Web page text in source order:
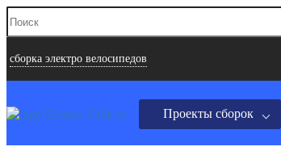
сборка электро велосипедов
Проекты сборок